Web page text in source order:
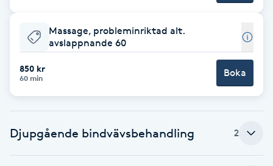
Brynfärgning
Bröllopsuppsättning
Massage, probleminriktad alt.
avslappnande 60
850 kr
60 min Boka
Djupgående bindvävsbehandling 2